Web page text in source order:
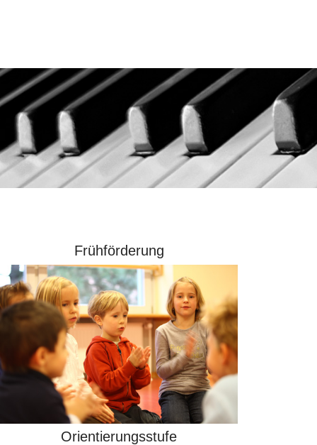
Frühförderung
Orientierungsstufe